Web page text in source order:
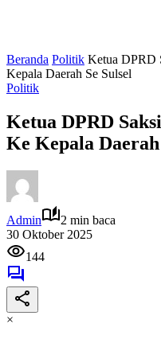
Beranda Politik Ketua DPRD
Kepala Daerah Se Sulsel
Politik
Ketua DPRD
Ke Kepala Daerah
Admin
2 min baca
30 Oktober 2025
144
×